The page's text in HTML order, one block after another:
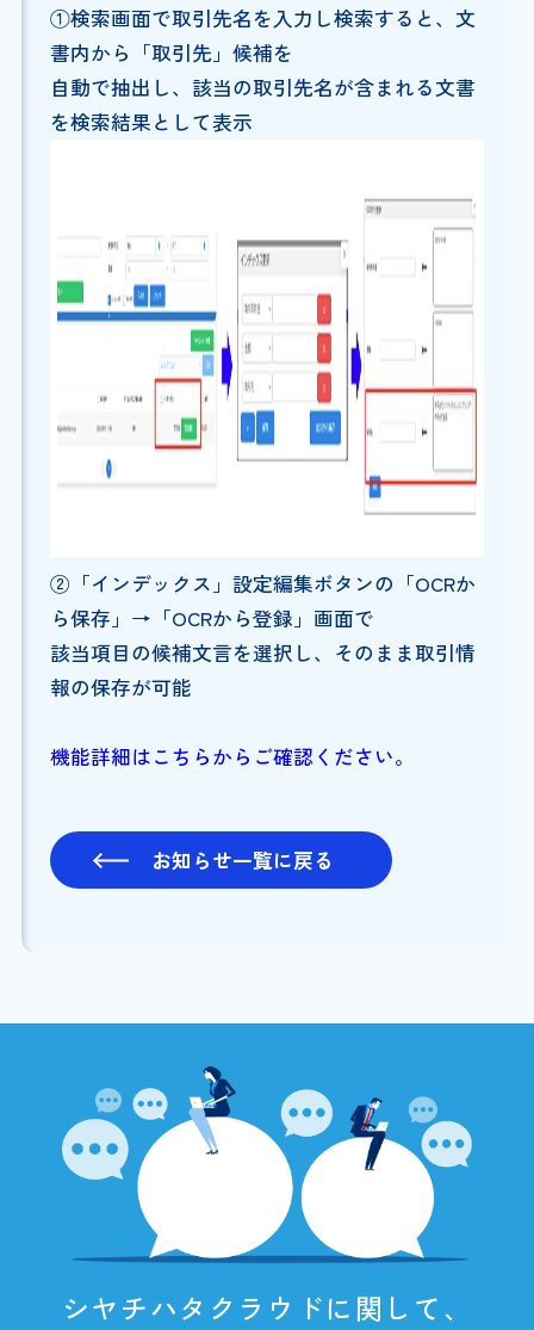
①検索画面で取引先名を入力し検索すると、文
書内から「取引先」候補を
自動で抽出し、該当の取引先名が含まれる文書
を検索結果として表示
②「インデックス」設定編集ボタンの「OCRか
ら保存」→「OCRから登録」画面で
該当項目の候補文言を選択し、そのまま取引情
報の保存が可能
機能詳細はこちらからご確認ください。
お知らせ一覧に戻る
シヤチハタクラウドに関して、